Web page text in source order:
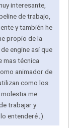
interesante,
de trabajo,
y también he
propio de la
engine así que
mas técnica
animador de
como los
me
trabajar y
entenderé ;).